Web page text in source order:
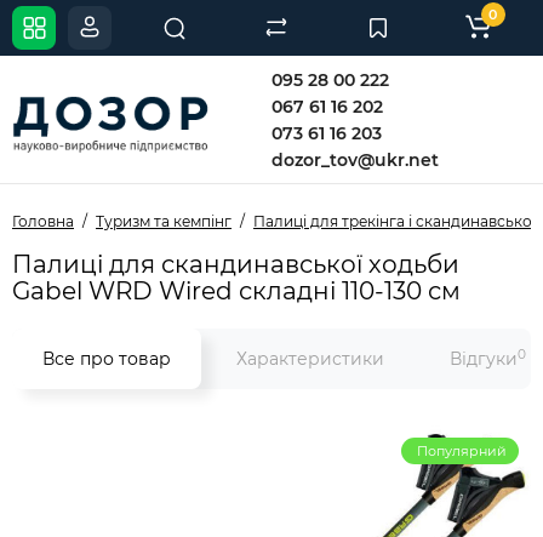
095 28 00 222
067 61 16 202
073 61 16 203
dozor_tov@ukr.net
0
Головна Туризм та кемпінг Палиці для трекінга і
Палиці для скандинавської ходьби
Gabel WRD Wired складні 110-130 см
Все про товар Характеристики Відгуки0
Популярний